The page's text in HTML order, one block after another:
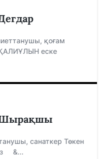
қоғам
еске
Шырақшы
санаткер Төкен
&...